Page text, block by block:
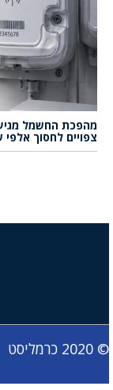
מהפכת החשמל
צפויים לחסוך
© 2020 כרמליסט